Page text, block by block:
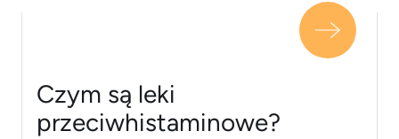
Czym są leki
przeciwhistaminowe?